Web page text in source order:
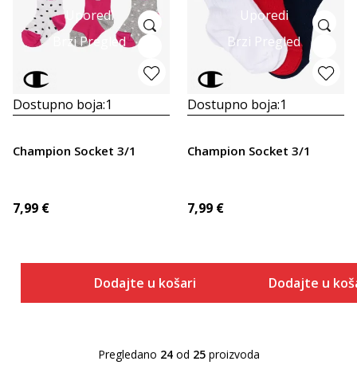
Uporedi
Brzi Pregled
Dostupno boja:1
Champion Socket 3/1
7,99 €
Dodajte u košaricu
Uporedi
Brzi Pregled
Dostupno boja:1
Champion Socket 3/1
7,99 €
Dodajte u
Pregledano 24od 25proizvoda